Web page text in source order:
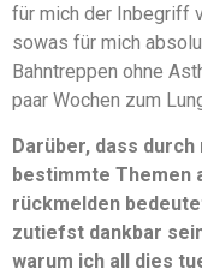
für mich der Inbegriff
sowas für mich
Bahntreppen ohne
paar Wochen zum
Darüber, dass
bestimmte Themen
rückmelden
zutiefst dankbar
warum ich all dies